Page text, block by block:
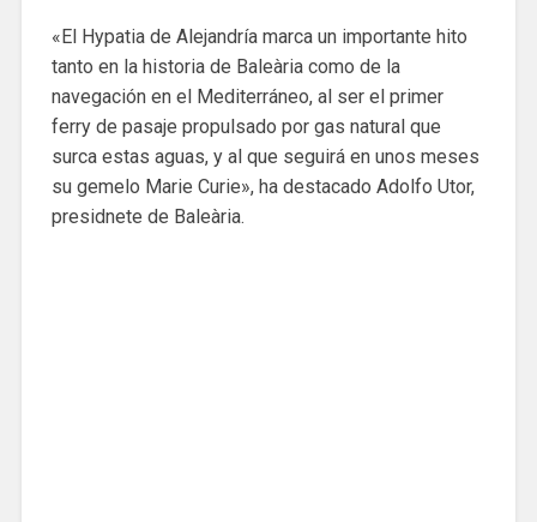
«El Hypatia de Alejandría marca un importante hito
tanto en la historia de Baleària como de la
navegación en el Mediterráneo, al ser el primer
ferry de pasaje propulsado por gas natural que
surca estas aguas, y al que seguirá en unos meses
su gemelo Marie Curie», ha destacado Adolfo Utor,
presidnete de Baleària.